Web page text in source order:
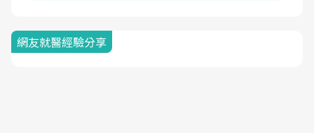
網友就醫經驗分享